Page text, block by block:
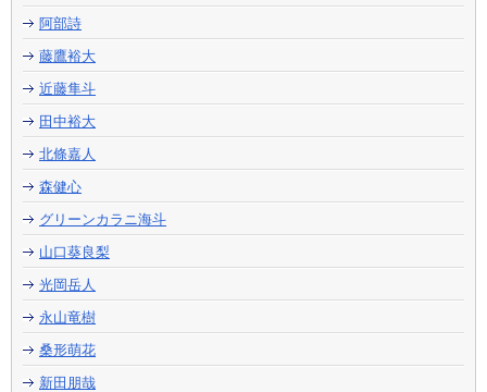
阿部詩
藤鷹裕大
近藤隼斗
田中裕大
北條嘉人
森健心
グリーンカラニ海斗
山口葵良梨
光岡岳人
永山竜樹
桑形萌花
新田朋哉